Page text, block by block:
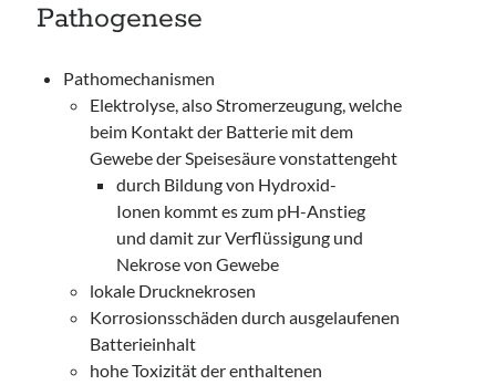
Pathogenese
Pathomechanismen
Elektrolyse, also Stromerzeugung, welche
beim Kontakt der Batterie mit dem
Gewebe der Speisesäure vonstattengeht
durch Bildung von Hydroxid-
Ionen kommt es zum pH-Anstieg
und damit zur Verflüssigung und
Nekrose von Gewebe
lokale Drucknekrosen
Korrosionsschäden durch ausgelaufenen
Batterieinhalt
hohe Toxizität der enthaltenen